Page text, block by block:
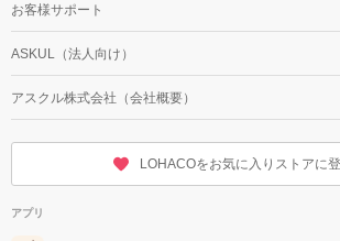
お客様サポート
ASKUL（法人向け）
アスクル株式会社（会社概要）
LOHACOをお気に入りストアに
アプリ